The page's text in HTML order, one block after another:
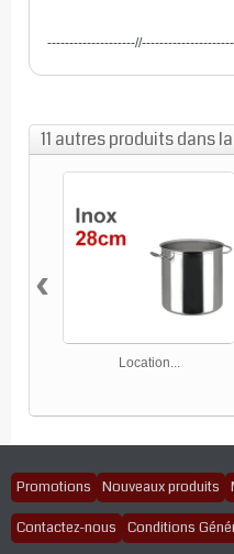
11 autres produits dans
Location...
‹
Promotions Nouveaux produits
Contactez-nous Conditions